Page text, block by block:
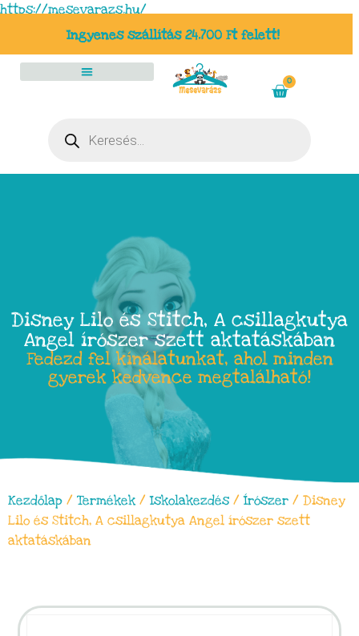
https://mesevarazs.hu/
Ingyenes szállítás 24.700 Ft felett!
0
Disney Lilo és Stitch, A csillagkutya
Angel írószer szett aktatáskában
Fedezd fel kínálatunkat, ahol minden
gyerek kedvence megtalálható!
Kezdőlap / Termékek /Iskolakezdés /Írószer / Disney
Lilo és Stitch, A csillagkutya Angel írószer szett
aktatáskában